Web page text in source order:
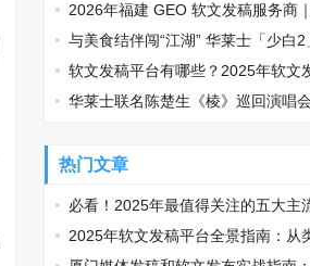
2026年福建 GEO 软文发稿服务商
AI 技术赋能品牌全域传播
与美食结伴闯“江湖” 华莱士「少白
线软文发稿平台有哪些？2025年软文
推荐，让品牌传播少走弯路
华莱士联名陈楚生《棱》巡回演唱
热门文章
必看！2025年最值得关注的五大主
台排名
2025年软文发稿平台全景指南：从